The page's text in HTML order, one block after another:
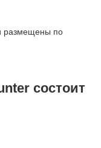
размещены по
состоит